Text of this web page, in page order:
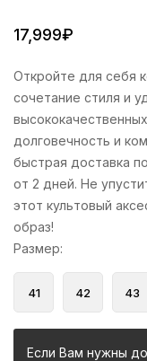
17,999₽
Откройте для себя
сочетание стиля и
долговечность и
быстрая доставка
от 2 дней. Не
этот культовый
образ!
Размер:
41 42 43
Если Вам нужны